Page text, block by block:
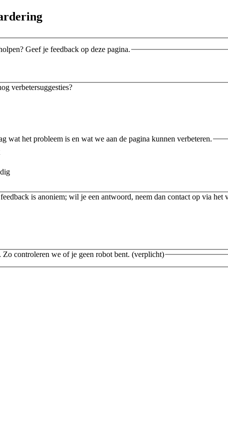
Geef je feedback op deze pagina.
verbetersuggesties?
wat het probleem is en wat we aan de pagina kunnen verbeteren.
is anoniem; wil je een antwoord, neem dan contact op via het
Zo controleren we of je geen robot bent. (verplicht)